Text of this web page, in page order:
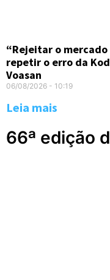
“Rejeitar o
repetir o erro da
Voasan
06/08/2026 10:19
Leia mais
66ª edição